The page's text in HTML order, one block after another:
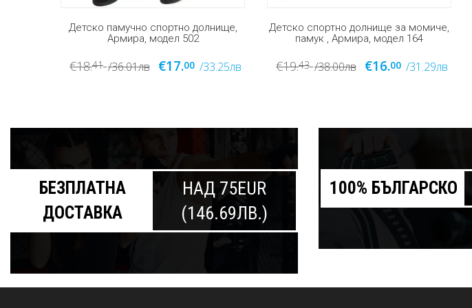
Детско спортно долнище за момиче,
памук , Армира, модел 164
€19.43 /38.00лв €16.00 /31.29лв
Детско спортно долнище за момиче,
памук, Армира, модел 224
€19.43 /38.00лв €16.00 /31.29лв
БЕЗПЛАТНА
ДОСТАВКА
НАД 75EUR
(146.69ЛВ.)
100% БЪЛГАРСКО